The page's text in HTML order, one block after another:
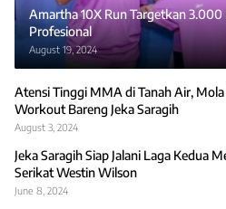
Amartha 10X Run Targetkan
Profesional
August 19, 2024
Atensi Tinggi MMA di Tanah Air,
Workout Bareng Jeka Saragih
August 3, 2024
Jeka Saragih Siap Jalani Laga Kedua
Serikat Westin Wilson
June 8, 2024